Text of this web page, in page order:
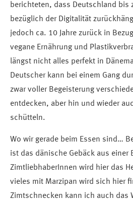
berichteten, dass Deutschland bis
bezüglich der Digitalität
jedoch ca. 10 Jahre zurück in
vegane Ernährung und
längst nicht alles perfekt in
Deutscher kann bei einem Gang
zwar voller Begeisterung
entdecken, aber hin und wieder
schütteln.
Wo wir gerade beim Essen sind…
ist das dänische Gebäck aus einer
ZimtliebhaberInnen wird hier das
vieles mit Marzipan wird sich hier
Zimtschnecken kann ich auch das